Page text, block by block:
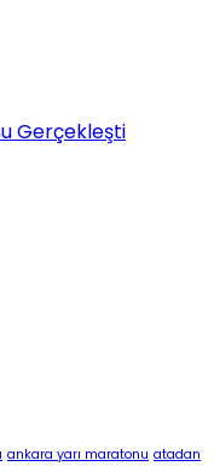
Gerçekleşti
ankara yarı maratonu atadan